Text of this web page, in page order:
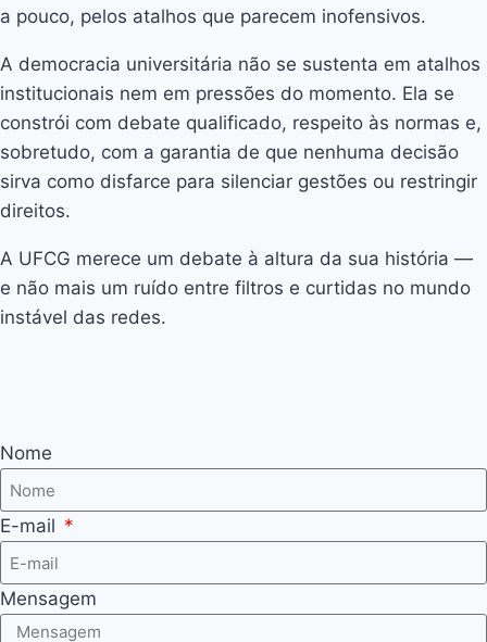
a pouco, pelos atalhos que parecem inofensivos.
A democracia universitária não se sustenta em atalhos
institucionais nem em pressões do momento. Ela se
constrói com debate qualificado, respeito às normas e,
sobretudo, com a garantia de que nenhuma decisão
sirva como disfarce para silenciar gestões ou restringir
direitos.
A UFCG merece um debate à altura da sua história —
e não mais um ruído entre filtros e curtidas no mundo
instável das redes.
Nome
E-mail
Mensagem